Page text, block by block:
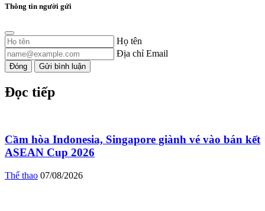
Thông tin người gửi
Họ tên
Địa chỉ Email
Đóng Gửi bình luận
Đọc tiếp
Cầm hòa Indonesia, Singapore giành vé vào bán kết
ASEAN Cup 2026
Thể thao 07/08/2026